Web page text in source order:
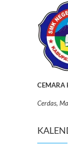
CEMARA
Cerdas,